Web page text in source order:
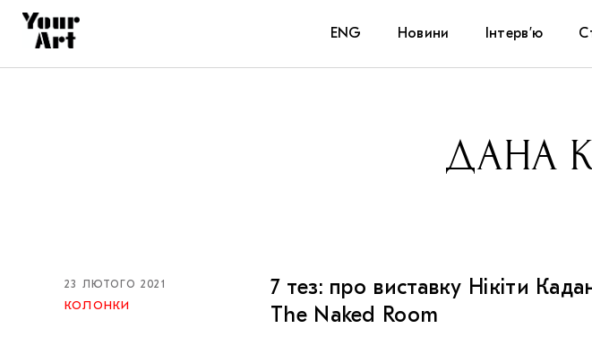
ENG Новини Інтерв’ю
ДАНА
23 ЛЮТОГО 2021
КОЛОНКИ
7 тез: про виставку Нікіти
The Naked Room